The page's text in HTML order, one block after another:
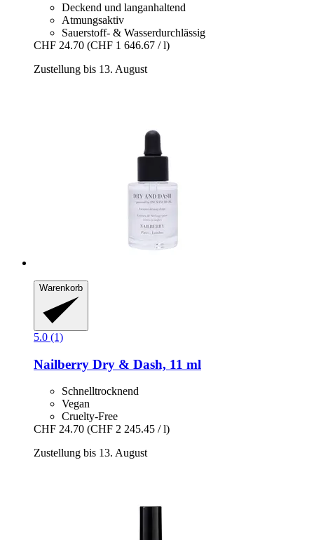
Deckend und langanhaltend
Atmungsaktiv
Sauerstoff- & Wasserdurchlässig
CHF 24.70 (CHF 1 646.67 / l)
Zustellung bis 13. August
Warenkorb
5.0 (1)
Nailberry Dry & Dash, 11 ml
Schnelltrocknend
Vegan
Cruelty-Free
CHF 24.70 (CHF 2 245.45 / l)
Zustellung bis 13. August